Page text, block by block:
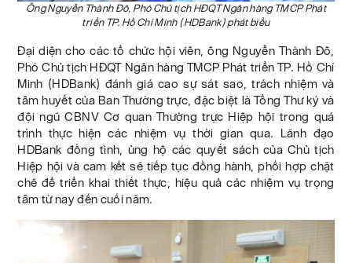
Ông Nguyễn Thành Đô, Phó Chủ tịch HĐQT Ngân hàng TMCP Phát
triển TP. Hồ Chí Minh (HDBank) phát biểu
Đại diện cho các tổ chức hội viên, ông Nguyễn Thành Đô,
Phó Chủ tịch HĐQT Ngân hàng TMCP Phát triển TP. Hồ Chí
Minh (HDBank) đánh giá cao sự sát sao, trách nhiệm và
tâm huyết của Ban Thường trực, đặc biệt là Tổng Thư ký và
đội ngũ CBNV Cơ quan Thường trực Hiệp hội trong quá
trình thực hiện các nhiệm vụ thời gian qua. Lãnh đạo
HDBank đồng tình, ủng hộ các quyết sách của Chủ tịch
Hiệp hội và cam kết sẽ tiếp tục đồng hành, phối hợp chặt
chẽ để triển khai thiết thực, hiệu quả các nhiệm vụ trọng
tâm từ nay đến cuối năm.